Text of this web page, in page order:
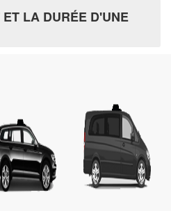
LA DURÉE D'UNE